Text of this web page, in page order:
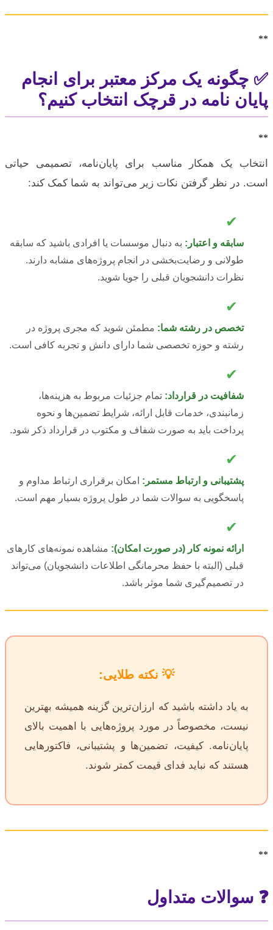
**
✅ چگونه یک مرکز معتبر برای انجام
پایان نامه در قرچک انتخاب کنیم؟
**
انتخاب یک همکار مناسب برای پایان‌نامه، تصمیمی حیاتی
است. در نظر گرفتن نکات زیر می‌تواند به شما کمک کند:
✔
سابقه و اعتبار: به دنبال موسسات یا افرادی باشید که سابقه
طولانی و رضایت‌بخشی در انجام پروژه‌های مشابه دارند.
نظرات دانشجویان قبلی را جویا شوید.
✔
تخصص در رشته شما: مطمئن شوید که مجری پروژه در
رشته و حوزه تخصصی شما دارای دانش و تجربه کافی است.
✔
شفافیت در قرارداد: تمام جزئیات مربوط به هزینه‌ها،
زمانبندی، خدمات قابل ارائه، شرایط تضمین‌ها و نحوه
پرداخت باید به صورت شفاف و مکتوب در قرارداد ذکر شود.
✔
پشتیبانی و ارتباط مستمر: امکان برقراری ارتباط مداوم و
پاسخگویی به سوالات شما در طول پروژه بسیار مهم است.
✔
ارائه نمونه کار (در صورت امکان): مشاهده نمونه‌های کارهای
قبلی (البته با حفظ محرمانگی اطلاعات دانشجویان) می‌تواند
در تصمیم‌گیری شما موثر باشد.
💡 نکته طلایی:
به یاد داشته باشید که ارزان‌ترین گزینه همیشه بهترین
نیست، مخصوصاً در مورد پروژه‌هایی با اهمیت بالای
پایان‌نامه. کیفیت، تضمین‌ها و پشتیبانی، فاکتورهایی
هستند که نباید فدای قیمت کمتر شوند.
**
❓ سوالات متداول